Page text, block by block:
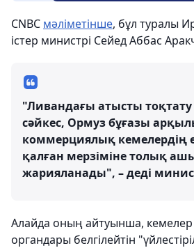
CNBC мәліметінше, бұл туралы
істер министрі Сейед Аббас
"Ливандағы атысты тоқтату
сәйкес, Ормуз бұғазы
коммерциялық кемелердің
қалған мерзіміне толық
жарияланады", – деді
Алайда оның айтуынша,
органдары белгілейтін